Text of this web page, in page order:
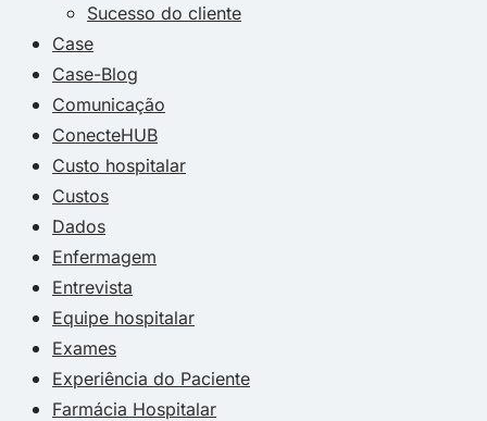
Sucesso do cliente
Case
Case-Blog
Comunicação
ConecteHUB
Custo hospitalar
Custos
Dados
Enfermagem
Entrevista
Equipe hospitalar
Exames
Experiência do Paciente
Farmácia Hospitalar